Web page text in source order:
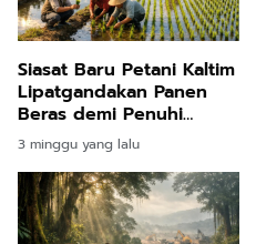
Siasat Baru Petani Kaltim
Lipatgandakan Panen
Beras demi Penuhi
Kebutuhan Ibu Kota
Nusantara
3 minggu yang lalu